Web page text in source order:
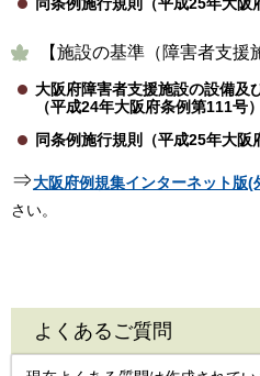
同条例施行規則（平成25年大阪
【施設の基準（障害者支援
大阪府障害者支援施設の設備及
（平成24年大阪府条例第111号）
同条例施行規則（平成25年大阪
⇒大阪府例規集インターネット版(
さい。
よくあるご質問